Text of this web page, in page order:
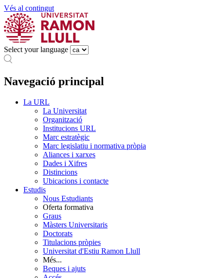
Vés al contingut
Select your language
Navegació principal
La URL
La Universitat
Organització
Institucions URL
Marc estratègic
Marc legislatiu i normativa pròpia
Aliances i xarxes
Dades i Xifres
Distincions
Ubicacions i contacte
Estudis
Nous Estudiants
Oferta formativa
Graus
Màsters Universitaris
Doctorats
Titulacions pròpies
Universitat d'Estiu Ramon Llull
Més...
Beques i ajuts